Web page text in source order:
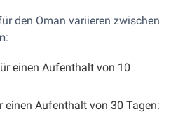
den Oman variieren zwischen
:
einen Aufenthalt von 10
einen Aufenthalt von 30 Tagen: